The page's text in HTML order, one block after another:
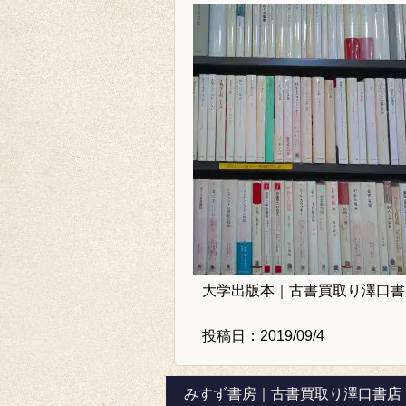
大学出版本｜古書買取り澤口
投稿日：2019/09/4
みすず書房｜古書買取り澤口書店